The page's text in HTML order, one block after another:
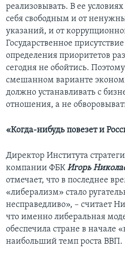
реализовывать. В ее условиях
себя свободным и от
указаний, и от
Государственное
определения приоритетов
сегодня не обойтись.
смешанном варианте
должно устанавливать с
отношения, а не
«Когда-нибудь повезет и
Директор Института
компании ФБКИгорь
отмечает, что в последнее
«либерализм» стало
несправедливо», – считает
что именно либеральная
обеспечила стране в начале
наибольший темп роста ВВП.